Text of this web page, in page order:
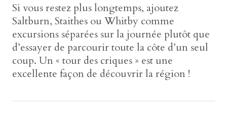
Si vous restez plus longtemps, ajoutez
Saltburn, Staithes ou Whitby comme
excursions séparées sur la journée plutôt que
d’essayer de parcourir toute la côte d’un seul
coup. Un « tour des criques » est une
excellente façon de découvrir la région !